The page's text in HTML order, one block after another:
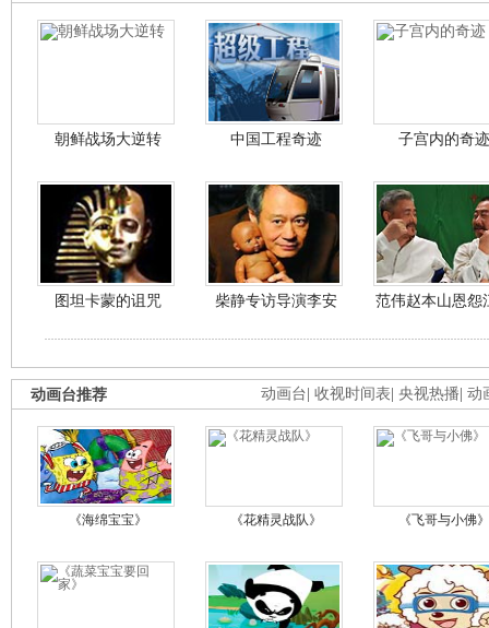
朝鲜战场大逆转 中国工程奇迹 子宫内的奇迹
图坦卡蒙的诅咒 柴静专访导演李安 范伟赵本山恩怨
动画台 收视时间表 央视热播 动
动画台推荐
《海绵宝宝》 《花精灵战队》 《飞哥与小佛》